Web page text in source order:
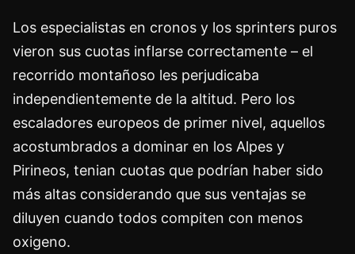
Los especialistas en cronos y los sprinters puros
vieron sus cuotas inflarse correctamente – el
recorrido montañoso les perjudicaba
independientemente de la altitud. Pero los
escaladores europeos de primer nivel, aquellos
acostumbrados a dominar en los Alpes y
Pirineos, tenian cuotas que podrían haber sido
más altas considerando que sus ventajas se
diluyen cuando todos compiten con menos
oxigeno.